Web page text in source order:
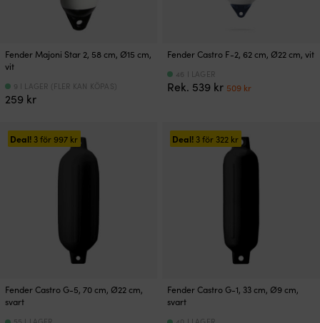
Fender Majoni Star 2, 58 cm, Ø15 cm,
vit
259 kr
9 I LAGER (FLER KAN KÖPAS)
Fender Castro F-2, 62 cm, Ø22 cm, vit
Rek. 539 kr Det
539 kr.
509 krDet
46 I LAGER
Deal!3 för 997 kr
Fender Castro G-5, 70 cm, Ø22 cm,
svart
Deal!3 för322 kr
Fender Castro G-1, 33 cm, Ø9 cm,
svart